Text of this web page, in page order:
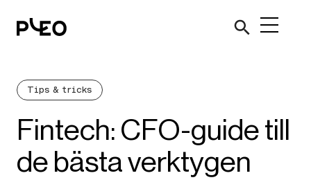
Tips & tricks
Fintech: CFO-guide till
de bästa verktygen